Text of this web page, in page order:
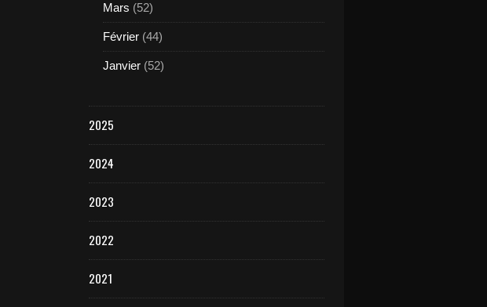
Mars (52)
Février (44)
Janvier (52)
2025
2024
2023
2022
2021